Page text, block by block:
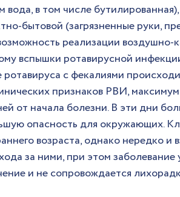
вода, в том числе
бытовой (загрязненные руки,
реализации воздушно-
вспышки ротавирусной
с фекалиями
признаков РВИ,
от начала болезни. В эти дни
опасность для окружающих.
возраста, однако нередко
за ними, при этом заболевание
и не сопровождается